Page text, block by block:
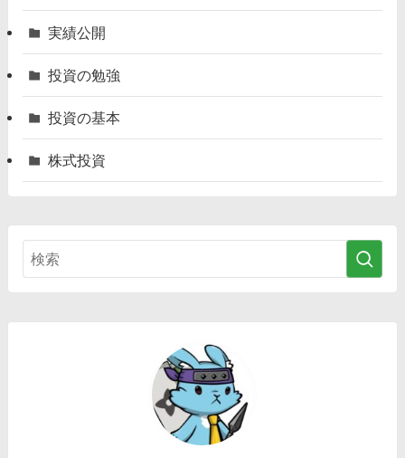
実績公開
投資の勉強
投資の基本
株式投資